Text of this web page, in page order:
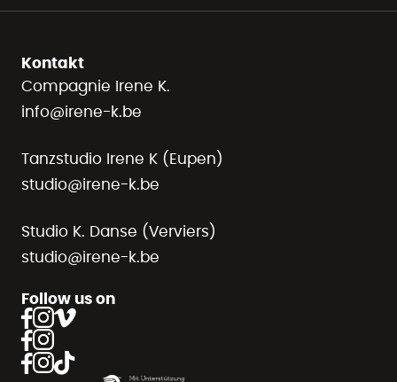
Kontakt
Compagnie Irene K.
info@irene-k.be
Tanzstudio Irene K (Eupen)
studio@irene-k.be
Studio K. Danse (Verviers)
studio@irene-k.be
Follow us on